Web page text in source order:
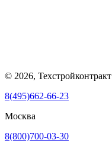
© 2026, Техстройконтракт
8(495)662-66-23
Москва
8(800)700-03-30